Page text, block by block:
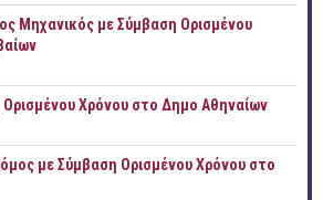
Μηχανικός με Σύμβαση Ορισμένου
Χρόνου στο Δημο Αθηναίων
με Σύμβαση Ορισμένου Χρόνου στο